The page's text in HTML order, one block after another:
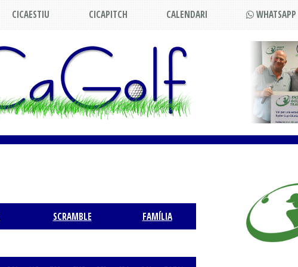
CICAESTIU CICAPITCH CALENDARI WHATSAPP
SCRAMBLE FAMÍLIA